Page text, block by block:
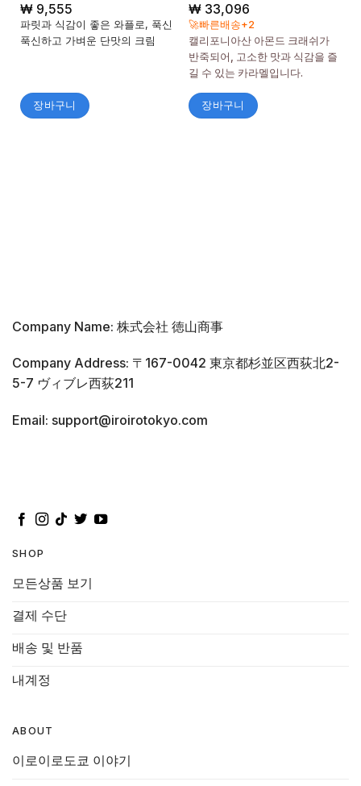
₩9,555
파릿과 식감이 좋은 와플로, 푹신
푹신하고 가벼운 단맛의 크림
장바구니
₩33,096
🚀빠른배송+2
캘리포니아산 아몬드 크래쉬가
반죽되어, 고소한 맛과 식감을 즐
길 수 있는 카라멜입니다.
장바구니
Company Name: 株式会社 徳山商事
Company Address: 〒167-0042 東京都杉並区西荻北2-
5-7 ヴィブレ西荻211
Email: support@iroirotokyo.com
SHOP
모든상품 보기
결제 수단
배송 및 반품
내계정
ABOUT
이로이로도쿄 이야기